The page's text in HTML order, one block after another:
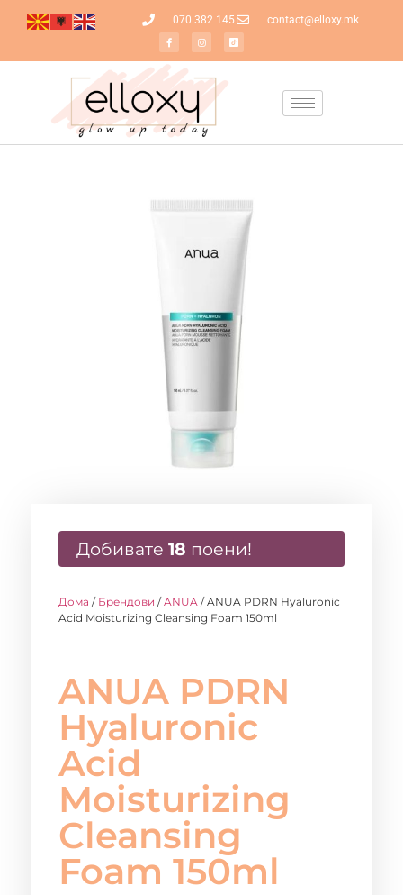
070 382 145 contact@elloxy.mk
Добивате 18 поени!
Дома / Брендови /ANUA / ANUA PDRN Hyaluronic
Acid Moisturizing Cleansing Foam 150ml
ANUA PDRN
Hyaluronic
Acid
Moisturizing
Cleansing
Foam 150ml